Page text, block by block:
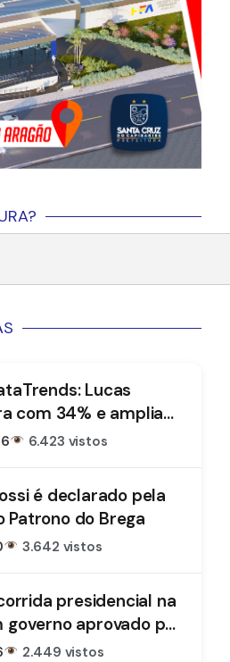
Lucas
com 34% e amplia
disputa pelo
6.423 vistos
é declarado pela
Patrono do Brega
3.642 vistos
presidencial na
governo aprovado por
DataTrends
2.449 vistos